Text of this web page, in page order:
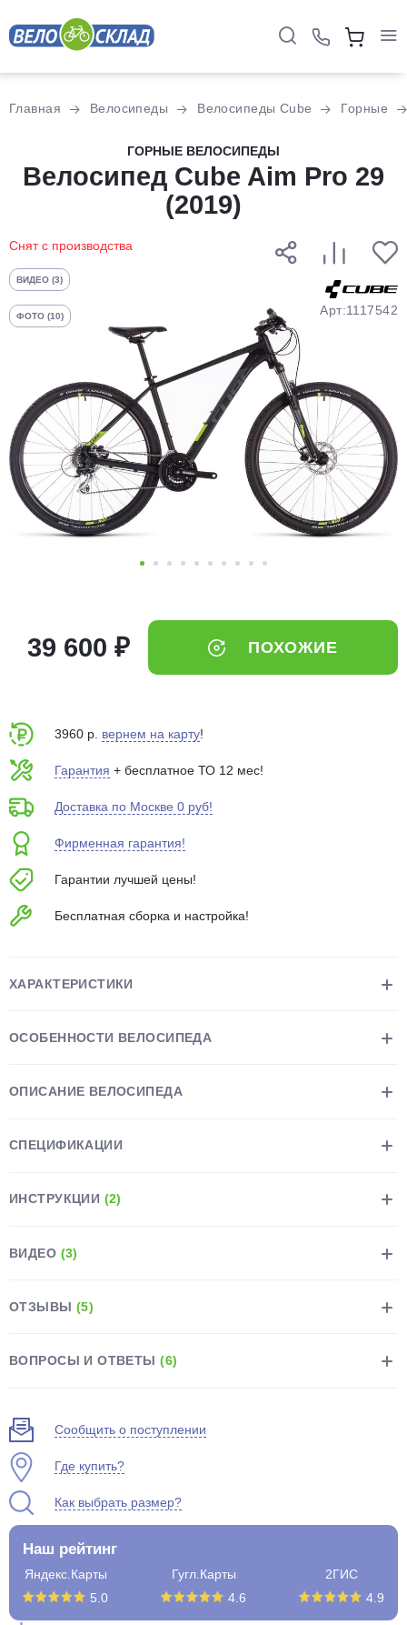
Главная Велосипеды Велосипеды Cube Горные
ГОРНЫЕ ВЕЛОСИПЕДЫ
Велосипед Cube Aim Pro 29
(2019)
Снят с производства
ВИДЕО (3)
ФОТО (10) Арт:1117542
39 600 ₽ ПОХОЖИЕ
3960 р. вернем на карту!
Гарантия + бесплатное ТО 12 мес!
Доставка по Москве 0 руб!
Фирменная гарантия!
Гарантии лучшей цены!
Бесплатная сборка и настройка!
ХАРАКТЕРИСТИКИ
ОСОБЕННОСТИ ВЕЛОСИПЕДА
ОПИСАНИЕ ВЕЛОСИПЕДА
СПЕЦИФИКАЦИИ
ИНСТРУКЦИИ (2)
ВИДЕО (3)
ОТЗЫВЫ (5)
ВОПРОСЫ И ОТВЕТЫ(6)
Сообщить о поступлении
Где купить?
Как выбрать размер?
Наш рейтинг
Яндекс.Карты
5.0
Гугл.Карты
4.6
2ГИС
4.9
Разбейте
оплатуна части
без переплат
График платежей
Добавляйте товары
в корзину
Оплачивайте сегодня только
25% картой любого банка
выбранный способом
75% будут
Подробнее
Остались вопросы?